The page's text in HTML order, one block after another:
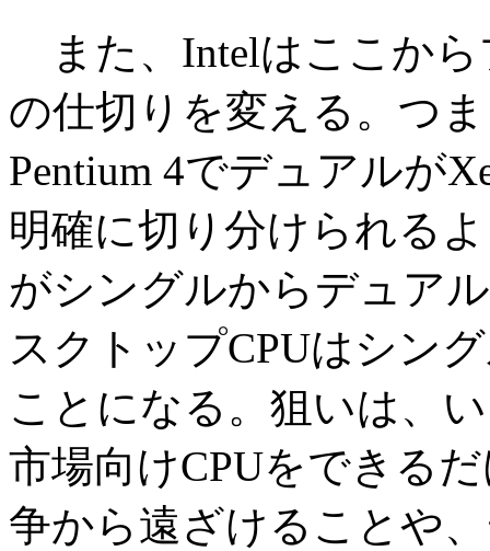
また、Intelはここか
の仕切りを変える。つ
Pentium 4でデュアルが
明確に切り分けられる
がシングルからデュア
スクトップCPUはシン
ことになる。狙いは、
市場向けCPUをできる
争から遠ざけることや